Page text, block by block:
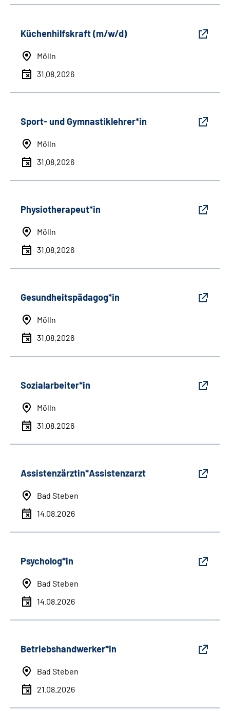
Küchenhilfskraft (m/w/d)
Mölln
31.08.2026
Sport- und Gymnastiklehrer*in
Mölln
31.08.2026
Physiotherapeut*in
Mölln
31.08.2026
Gesundheitspädagog*in
Mölln
31.08.2026
Sozialarbeiter*in
Mölln
31.08.2026
Assistenzärztin*Assistenzarzt
Bad Steben
14.08.2026
Psycholog*in
Bad Steben
14.08.2026
Betriebshandwerker*in
Bad Steben
21.08.2026